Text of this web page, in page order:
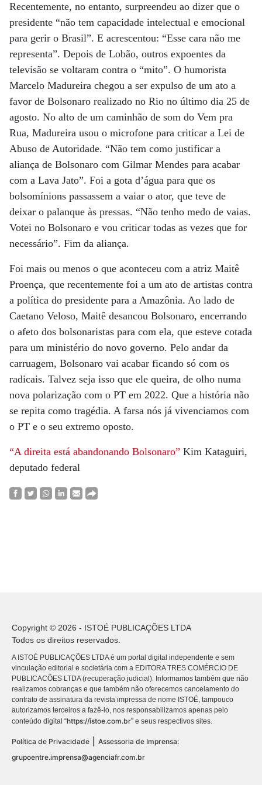
Recentemente, no entanto, surpreendeu ao dizer que o
presidente “não tem capacidade intelectual e emocional
para gerir o Brasil”. E acrescentou: “Esse cara não me
representa”. Depois de Lobão, outros expoentes da
televisão se voltaram contra o “mito”. O humorista
Marcelo Madureira chegou a ser expulso de um ato a
favor de Bolsonaro realizado no Rio no último dia 25 de
agosto. No alto de um caminhão de som do Vem pra
Rua, Madureira usou o microfone para criticar a Lei de
Abuso de Autoridade. “Não tem como justificar a
aliança de Bolsonaro com Gilmar Mendes para acabar
com a Lava Jato”. Foi a gota d’água para que os
bolsomínions passassem a vaiar o ator, que teve de
deixar o palanque às pressas. “Não tenho medo de vaias.
Votei no Bolsonaro e vou criticar todas as vezes que for
necessário”. Fim da aliança.
Foi mais ou menos o que aconteceu com a atriz Maitê
Proença, que recentemente foi a um ato de artistas contra
a política do presidente para a Amazônia. Ao lado de
Caetano Veloso, Maitê desancou Bolsonaro, encerrando
o afeto dos bolsonaristas para com ela, que esteve cotada
para um ministério do novo governo. Pelo andar da
carruagem, Bolsonaro vai acabar ficando só com os
radicais. Talvez seja isso que ele queira, de olho numa
nova polarização com o PT em 2022. Que a história não
se repita como tragédia. A farsa nós já vivenciamos com
o PT e o seu extremo oposto.
“A direita está abandonando Bolsonaro” Kim Kataguiri,
deputado federal
Copyright © 2026 - ISTOÉ PUBLICAÇÕES LTDA
Todos os direitos reservados.
A ISTOÉ PUBLICAÇÕES LTDA é um portal digital independente e sem
vinculação editorial e societária com a EDITORA TRES COMÉRCIO DE
PUBLICACÕES LTDA (recuperação judicial). Informamos também que não
realizamos cobranças e que também não oferecemos cancelamento do
contrato de assinatura da revista impressa de nome ISTOÉ, tampouco
autorizamos terceiros a fazê-lo, nos responsabilizamos apenas pelo
conteúdo digital “https://istoe.com.br” e seus respectivos sites.
Política de Privacidade
Assessoria de Imprensa:
grupoentre.imprensa@agenciafr.com.br